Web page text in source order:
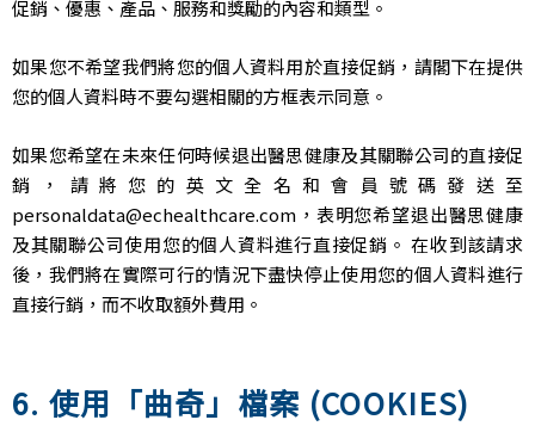
促銷、優惠、產品、服務和獎勵的內容和類型。
如果您不希望我們將您的個人資料用於直接促銷，請閣下在提供
您的個人資料時不要勾選相關的方框表示同意。
如果您希望在未來任何時候退出醫思健康及其關聯公司的直接促
銷，請將您的英文全名和會員號碼發送至
personaldata@echealthcare.com ，表明您希望退出醫思健康
及其關聯公司使用您的個人資料進行直接促銷。 在收到該請求
後，我們將在實際可行的情況下盡快停止使用您的個人資料進行
直接行銷，而不收取額外費用。
6. 使用「曲奇」檔案 (COOKIES)